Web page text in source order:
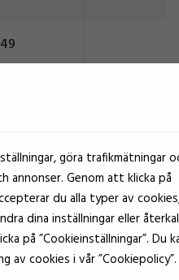
Vit
Svart
göra trafikmätningar
annonser. Genom att klicka på
du alla typer av
dina inställningar eller
på ”Cookieinställningar”. Du
av cookies i vår ”Cookiepolicy”.